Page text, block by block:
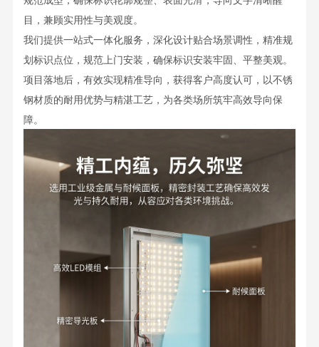
目，兼顾实用性与美观度。
我们提供一站式一体化服务，深化设计贴合场景调性，精准规
划标识点位，规范上门安装，确保标识安装牢固、平整美观。
项目落地后，有效实现精准导向，获得客户高度认可，以不锈
钢材质的耐用优势与精湛工艺，为各类场所筑牢高效导向保
障。